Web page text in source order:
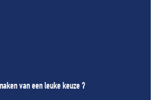
van een leuke keuze ?